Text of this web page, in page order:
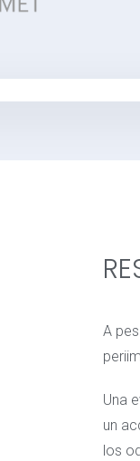
A
Una
un
los